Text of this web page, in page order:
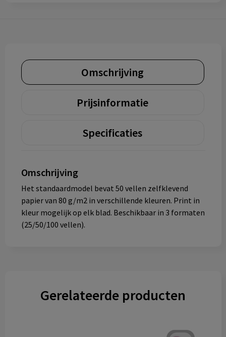
Omschrijving
Prijsinformatie
Specificaties
Omschrijving
Het standaardmodel bevat 50 vellen zelfklevend
papier van 80 g/m2 in verschillende kleuren. Print in
kleur mogelijk op elk blad. Beschikbaar in 3 formaten
(25/50/100 vellen).
Gerelateerde producten